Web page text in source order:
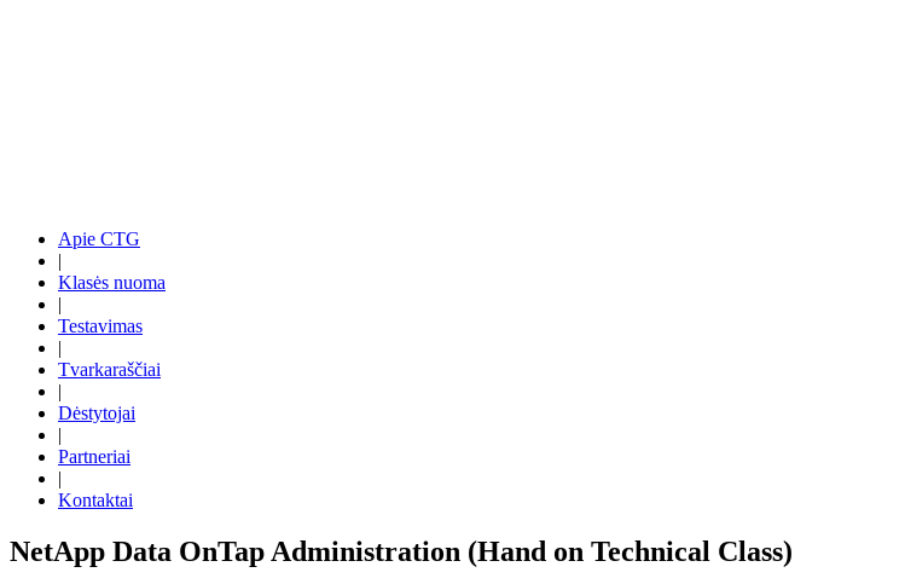
Apie CTG
|
Klasės nuoma
|
Testavimas
|
Tvarkaraščiai
|
Dėstytojai
|
Partneriai
|
Kontaktai
NetApp Data OnTap Administration (Hand on Technical Class)